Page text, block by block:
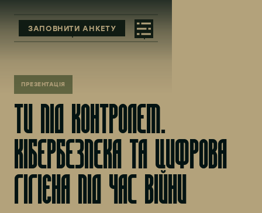
ЗАПОВНИТИ АНКЕТУ
ПРЕЗЕНТАЦІЯ
ТИ ПІД КОНТРОЛЕМ.
КІБЕРБЕЗПЕКА ТА ЦИФРОВА
ГІГІЄНА ПІД ЧАС ВІЙНИ